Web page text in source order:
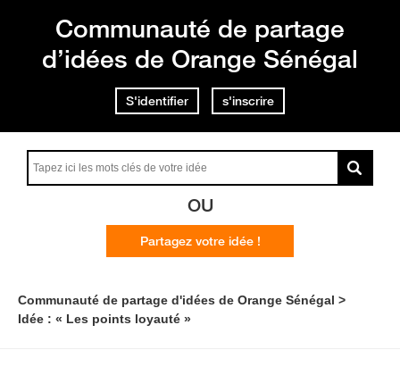
Communauté de partage
d’idées de Orange Sénégal
S'identifier s'inscrire
OU
Partagez votre idée !
Communauté de partage d'idées de Orange Sénégal
Idée : « Les points loyauté »